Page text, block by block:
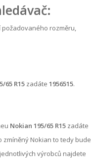
rozměru,
65 R15 zadáte 1956515.
Nokian 195/65 R15 zadáte
zmíněný Nokian to tedy bude
výrobců najdete